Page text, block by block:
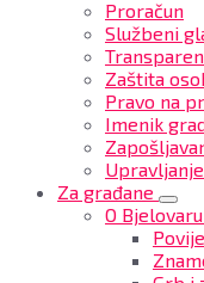
Proračun
Službeni
Zaštita
Pravo na
Imenik
Za građane
O Bjelovaru